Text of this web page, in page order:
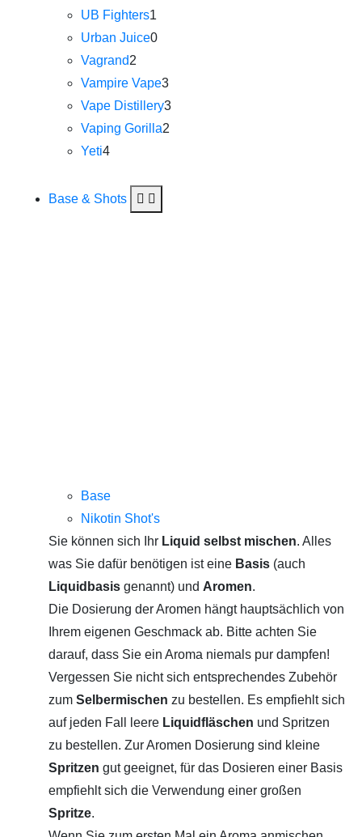
UB Fighters1
Urban Juice0
Vagrand2
Vampire Vape3
Vape Distillery3
Vaping Gorilla2
Yeti4
Base & Shots
Base
Nikotin Shot's
Sie können sich Ihr Liquid selbst mischen. Alles
was Sie dafür benötigen ist eine Basis (auch
Liquidbasis genannt) und Aromen.
Die Dosierung der Aromen hängt hauptsächlich von
Ihrem eigenen Geschmack ab. Bitte achten Sie
darauf, dass Sie ein Aroma niemals pur dampfen!
Vergessen Sie nicht sich entsprechendes Zubehör
zum Selbermischen zu bestellen. Es empfiehlt sich
auf jeden Fall leere Liquidfläschen und Spritzen
zu bestellen. Zur Aromen Dosierung sind kleine
Spritzen gut geeignet, für das Dosieren einer Basis
empfiehlt sich die Verwendung einer großen
Spritze.